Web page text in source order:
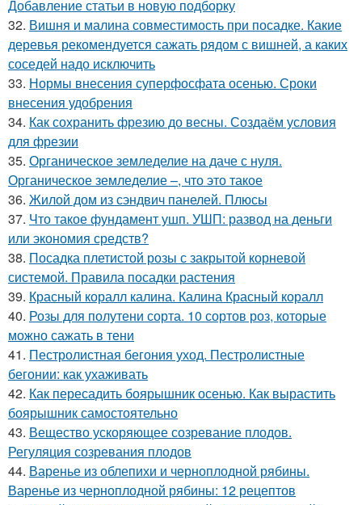
Добавление статьи в новую подборку
32. Вишня и малина совместимость при посадке. Какие
деревья рекомендуется сажать рядом с вишней, а каких
соседей надо исключить
33. Нормы внесения суперфосфата осенью. Сроки
внесения удобрения
34. Как сохранить фрезию до весны. Создаём условия
для фрезии
35. Органическое земледелие на даче с нуля.
Органическое земледелие –, что это такое
36. Жилой дом из сэндвич панелей. Плюсы
37. Что такое фундамент ушп. УШП: развод на деньги
или экономия средств?
38. Посадка плетистой розы с закрытой корневой
системой. Правила посадки растения
39. Красный коралл калина. Калина Красный коралл
40. Розы для полутени сорта. 10 сортов роз, которые
можно сажать в тени
41. Пестролистная бегония уход. Пестролистные
бегонии: как ухаживать
42. Как пересадить боярышник осенью. Как вырастить
боярышник самостоятельно
43. Вещество ускоряющее созревание плодов.
Регуляция созревания плодов
44. Варенье из облепихи и черноплодной рябины.
Варенье из черноплодной рябины: 12 рецептов